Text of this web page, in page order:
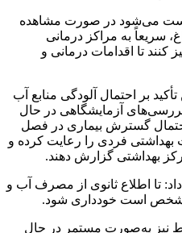
می‌شود در صورت مشاهده
سریعاً به مراکز درمانی
کنند تا اقدامات درمانی و
بر احتمال آلودگی منابع آب
بررسی‌های آزمایشگاهی در حال
گسترش بیماری در فصل
بهداشتی فردی را رعایت کرده و
بهداشتی گزارش دهند.
تا اطلاع ثانوی از مصرف آب و
است خودداری شود.
نیز به‌صورت مستمر در حال